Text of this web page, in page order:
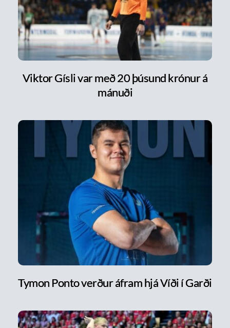
Viktor Gísli var með 20 þúsund krónur á
mánuði
Tymon Ponto verður áfram hjá Víði í Garði